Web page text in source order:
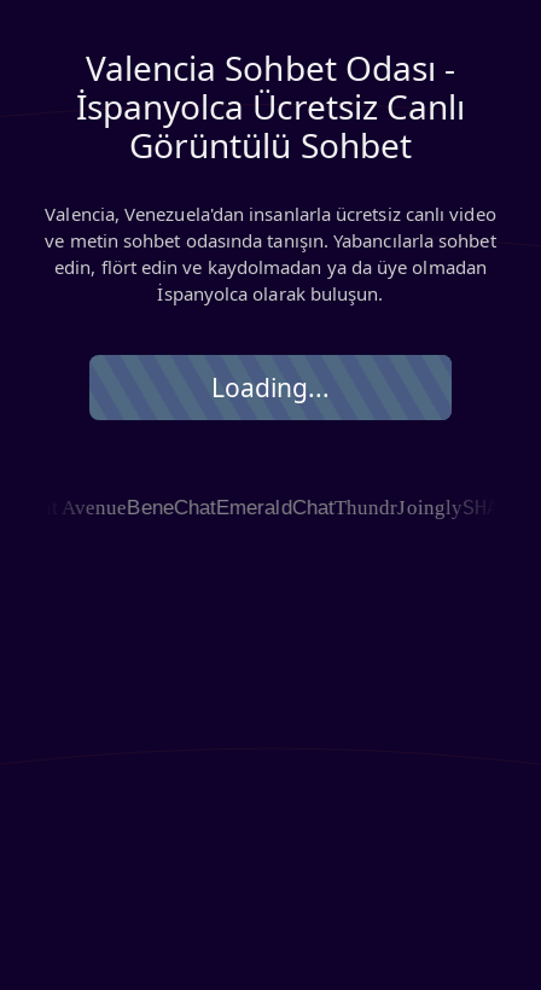
Valencia Sohbet Odası -
İspanyolca Ücretsiz Canlı
Görüntülü Sohbet
Valencia, Venezuela'dan insanlarla ücretsiz canlı video
ve metin sohbet odasında tanışın. Yabancılarla sohbet
edin, flört edin ve kaydolmadan ya da üye olmadan
İspanyolca olarak buluşun.
Loading...
AvenueBeneChatEmeraldChatThundrJoinglySHAGLE